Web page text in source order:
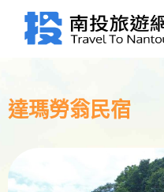
達瑪勞翁民宿